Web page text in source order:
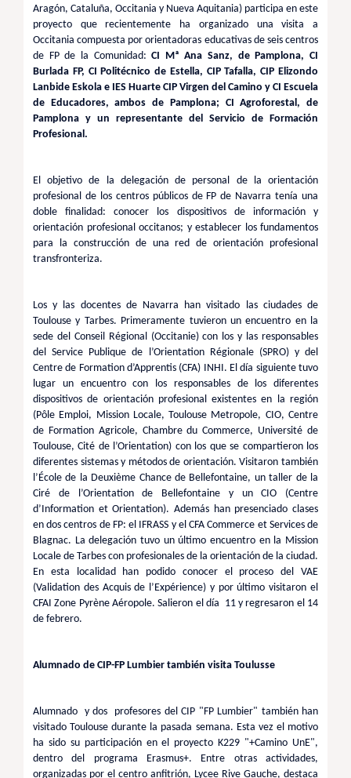
Aragón, Cataluña, Occitania y Nueva Aquitania) participa en este
proyecto que recientemente ha organizado una visita a
Occitania compuesta por orientadoras educativas de seis centros
de FP de la Comunidad:CI Mª Ana Sanz, de Pamplona, CI
Burlada FP, CI Politécnico de Estella, CIP Tafalla, CIP Elizondo
Lanbide Eskola e IES Huarte CIP Virgen del Camino y CI Escuela
de Educadores, ambos de Pamplona; CI Agroforestal, de
Pamplona y un representante del Servicio de Formación
Profesional.
El objetivo de la delegación de personal de la orientación
profesional de los centros públicos de FP de Navarra tenía una
doble finalidad: conocer los dispositivos de información y
orientación profesional occitanos; y establecer los fundamentos
para la construcción de una red de orientación profesional
transfronteriza.
Los y las docentes de Navarra han visitado las ciudades de
Toulouse y Tarbes. Primeramente tuvieron un encuentro en la
sede del Conseil Régional (Occitanie) con los y las responsables
del Service Publique de l’Orientation Régionale (SPRO) y del
Centre de Formation d’Apprentis (CFA) INHI. El día siguiente tuvo
lugar un encuentro con los responsables de los diferentes
dispositivos de orientación profesional existentes en la región
(Pôle Emploi, Mission Locale, Toulouse Metropole, CIO, Centre
de Formation Agricole, Chambre du Commerce, Université de
Toulouse, Cité de l’Orientation) con los que se compartieron los
diferentes sistemas y métodos de orientación.Visitaron también
l’École de la Deuxième Chance de Bellefontaine, un taller de la
Ciré de l’Orientation de Bellefontaine y un CIO (Centre
d’Information et Orientation). Además han presenciado clases
en dos centros de FP: el IFRASS y el CFA Commerce et Services de
Blagnac. La delegación tuvo un último encuentro en la Mission
Locale de Tarbes con profesionales de la orientación de la ciudad.
En esta localidad han podido conocer el proceso del VAE
(Validation des Acquis de l’Expérience) y por último visitaron el
CFAI Zone Pyrène Aéropole. Salieron el día 11 y regresaron el 14
de febrero.
Alumnado de CIP-FP Lumbier también visita Toulusse
Alumnado y dos profesores del CIP "FP Lumbier" también han
visitado Toulouse durante la pasada semana. Esta vez el motivo
ha sido su participación en el proyecto K229 "+Camino UnE",
dentro del programa Erasmus+. Entre otras actividades,
organizadas por el centro anfitrión, Lycee Rive Gauche, destaca